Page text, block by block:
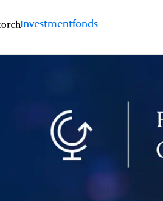
Investmentfonds